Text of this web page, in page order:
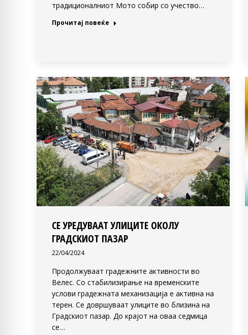
традиционалниот Мото собир со учество…
Прочитај повеќе
СЕ УРЕДУВААТ УЛИЦИТЕ ОКОЛУ
ГРАДСКИОТ ПАЗАР
22/04/2024
Продолжуваат градежните активности во
Велес. Со стабилизирање на временските
услови градежната механизација е активна на
терен. Се довршуваат улиците во близина на
Градскиот пазар. До крајот на оваа седмица
се…